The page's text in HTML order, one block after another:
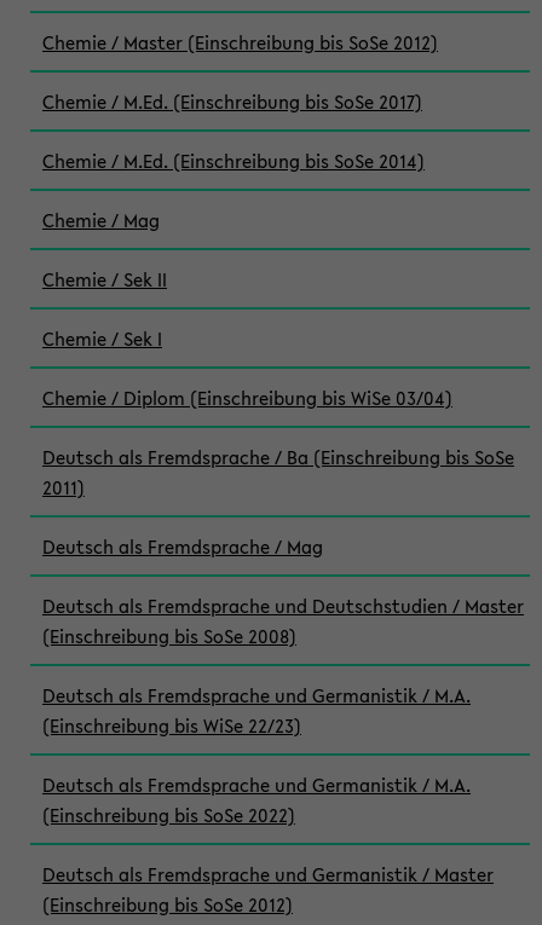
Chemie / Master (Einschreibung bis SoSe 2012)
Chemie / M.Ed. (Einschreibung bis SoSe 2017)
Chemie / M.Ed. (Einschreibung bis SoSe 2014)
Chemie / Mag
Chemie / Sek II
Chemie / Sek I
Chemie / Diplom (Einschreibung bis WiSe 03/04)
Deutsch als Fremdsprache / Ba (Einschreibung bis SoSe
2011)
Deutsch als Fremdsprache / Mag
Deutsch als Fremdsprache und Deutschstudien / Master
(Einschreibung bis SoSe 2008)
Deutsch als Fremdsprache und Germanistik / M.A.
(Einschreibung bis WiSe 22/23)
Deutsch als Fremdsprache und Germanistik / M.A.
(Einschreibung bis SoSe 2022)
Deutsch als Fremdsprache und Germanistik / Master
(Einschreibung bis SoSe 2012)